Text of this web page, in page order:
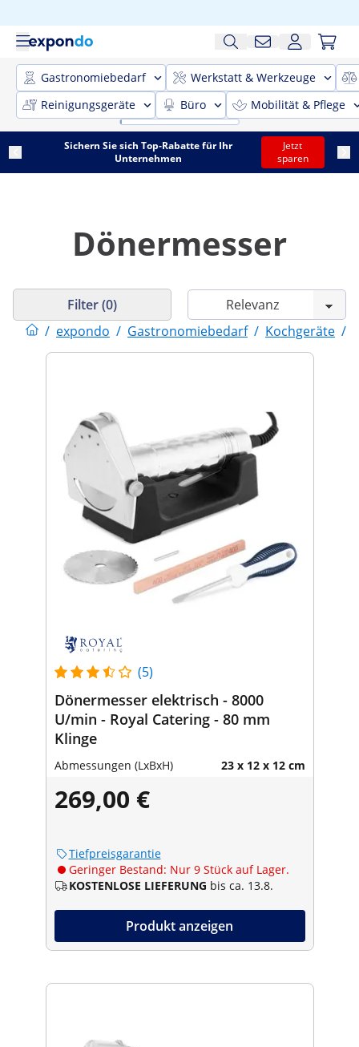
Gastronomiebedarf
Werkstatt & Werkzeuge
Reinigungsgeräte
Büro Mobilität & Pflege
Sichern Sie sich Top-Rabatte für Ihr
Unternehmen
Jetzt
sparen
Dönermesser
/ expondo / Gastronomiebedarf / Kochgeräte /
Filter (0)
(5)
Dönermesser elektrisch - 8000
U/min - Royal Catering - 80 mm
Klinge
Abmessungen (LxBxH) 23 x 12 x 12 cm
269,00 €
Tiefpreisgarantie
Geringer Bestand: Nur 9 Stück auf Lager.
KOSTENLOSE LIEFERUNG bis ca. 13.8.
Produkt anzeigen